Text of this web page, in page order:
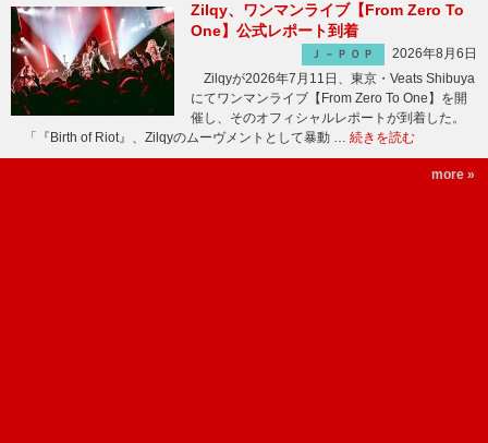
Zilqy、ワンマンライブ【From Zero To
One】公式レポート到着
Ｊ－ＰＯＰ
2026年8月6日
Zilqyが2026年7月11日、東京・Veats Shibuya
にてワンマンライブ【From Zero To One】を開
催し、そのオフィシャルレポートが到着した。
「『Birth of Riot』、Zilqyのムーヴメントとして暴動 … 続きを読む
more »